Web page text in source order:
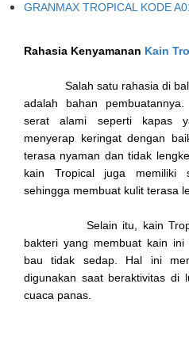
GRANMAX TROPICAL KODE
Rahasia Kenyamanan Kain
Salah satu rahasia di balik
adalah bahan
serat alami seperti kapas
menyerap keringat dengan
terasa nyaman dan tidak
kain Tropical juga memiliki
sehingga membuat kulit terasa
Selain itu, kain Tropical
bakteri yang membuat kain ini
bau tidak sedap. Hal ini
digunakan saat beraktivitas di
cuaca panas.